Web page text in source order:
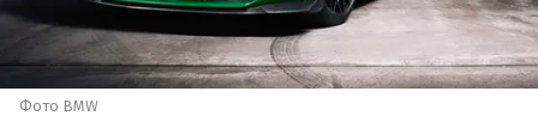
Фото BMW